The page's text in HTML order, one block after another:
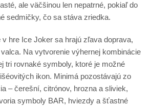
ale väčšinou len nepatrné, pokiaľ do
sedmičky, čo sa stáva zriedka.
hre Ice Joker sa hrajú zľava doprava,
Na vytvorenie výhernej kombinácie
tri rovnaké symboly, ktoré je možné
ikon. Minimá pozostávajú zo
– čerešní, citrónov, hrozna a sliviek,
symboly BAR, hviezdy a šťastné